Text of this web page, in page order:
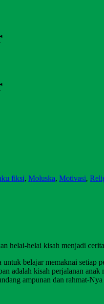
fiksi, Moluska, Motivasi,
helai-helai kisah menjadi
belajar memaknai setiap
adalah kisah perjalanan
ampunan dan rahmat-Nya